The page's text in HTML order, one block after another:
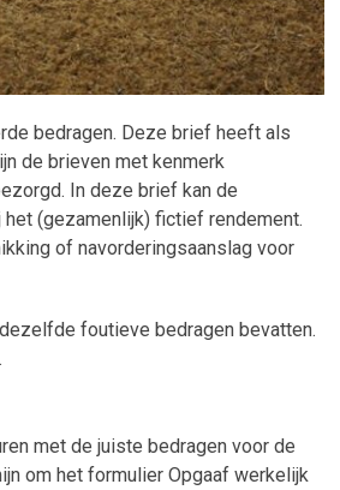
bedragen. Deze brief heeft als
de brieven met kenmerk
In deze brief kan de
(gezamenlijk) fictief rendement.
of navorderingsaanslag voor
foutieve bedragen bevatten.
met de juiste bedragen voor de
om het formulier Opgaaf werkelijk